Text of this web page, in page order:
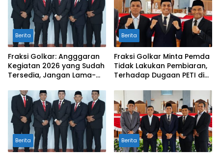
Berita
Fraksi Golkar: Angggaran
Kegiatan 2026 yang Sudah
Tersedia, Jangan Lama-
Daerah
Berita
Fraksi Golkar Minta Pemda
Tidak Lakukan Pembiaran,
Terhadap Dugaan PETI di
Berita Berita